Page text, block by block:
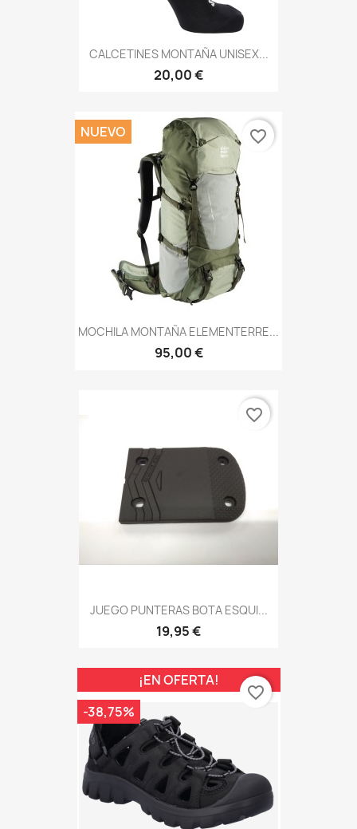
CALCETINES MONTAÑA UNISEX...
20,00 €
MOCHILA MONTAÑA ELEMENTERRE...
95,00 €
NUEVO favorite_border
JUEGO PUNTERAS BOTA ESQUI...
19,95 €
favorite_border
¡EN OFERTA!
-38,75%
favorite_border